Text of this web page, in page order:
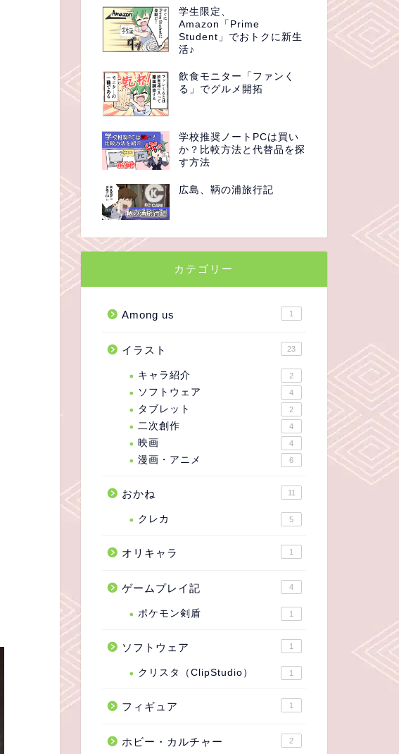
学生限定、
Amazon「Prime
Student」でおトクに新生
活♪
飲食モニター「ファンく
る」でグルメ開拓
学校推奨ノートPCは買い
か？比較方法と代替品を探
す方法
広島、鞆の浦旅行記
カテゴリー
Among us 1
イラスト 23
キャラ紹介 2
ソフトウェア 4
タブレット 2
二次創作 4
映画 4
漫画・アニメ 6
おかね 11
クレカ 5
オリキャラ 1
ゲームプレイ記 4
ポケモン剣盾 1
ソフトウェア 1
クリスタ（ClipStudio） 1
フィギュア 1
ホビー・カルチャー 2